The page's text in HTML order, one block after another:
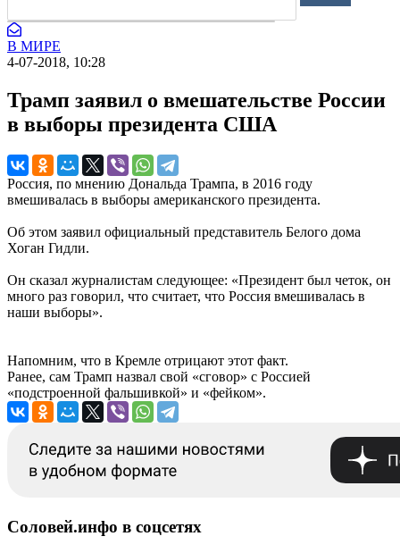
В МИРЕ
4-07-2018, 10:28
Трамп заявил о вмешательстве России
в выборы президента США
Россия, по мнению Дональда Трампа, в 2016 году
вмешивалась в выборы американского президента.
Об этом заявил официальный представитель Белого дома
Хоган Гидли.
Он сказал журналистам следующее: «Президент был четок, он
много раз говорил, что считает, что Россия вмешивалась в
наши выборы».
Напомним, что в Кремле отрицают этот факт.
Ранее, сам Трамп назвал свой «сговор» с Россией
«подстроенной фальшивкой» и «фейком».
Соловей.инфо в соцсетях